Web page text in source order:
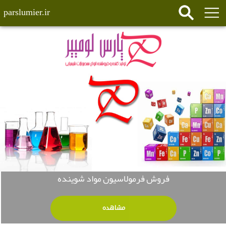
parslumier.ir
فروش فرمولاسیون مواد شوینده
مشاهده